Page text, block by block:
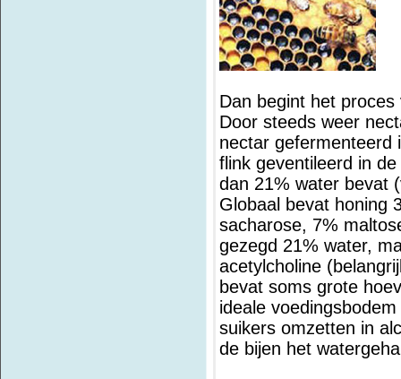
Dan begint het
Door steeds weer
nectar gefermenteerd
flink geventileerd in
dan 21% water bevat
Globaal bevat honing
sacharose, 7%
gezegd 21% water,
acetylcholine
bevat soms grote
ideale
suikers omzetten in
de bijen het